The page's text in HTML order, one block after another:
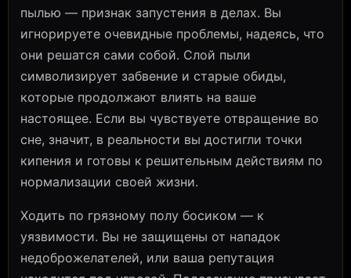
пылью — признак запустения в делах. Вы
игнорируете очевидные проблемы, надеясь, что
они решатся сами собой. Слой пыли
символизирует забвение и старые обиды,
которые продолжают влиять на ваше
настоящее. Если вы чувствуете отвращение во
сне, значит, в реальности вы достигли точки
кипения и готовы к решительным действиям по
нормализации своей жизни.
Ходить по грязному полу босиком — к
уязвимости. Вы не защищены от нападок
недоброжелателей, или ваша репутация